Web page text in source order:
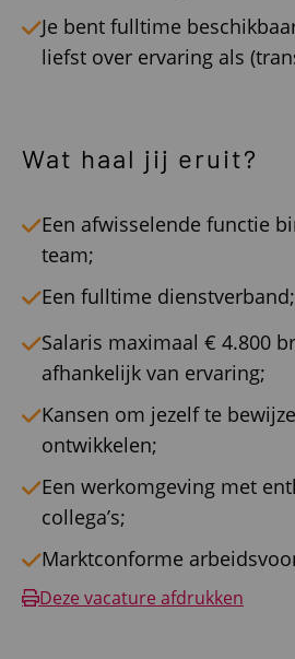
Je bent fulltime
liefst over ervaring als
Wat haal jij eruit?
Een afwisselende functie
team;
Een fulltime dienstverband;
Salaris maximaal € 4.800
afhankelijk van ervaring;
Kansen om jezelf te
ontwikkelen;
Een werkomgeving met
collega’s;
Marktconforme
Deze vacature afdrukken